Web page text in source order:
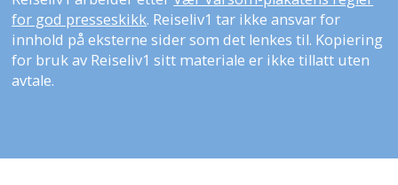
for god presseskikk. Reiseliv1 tar ikke ansvar for
innhold på eksterne sider som det lenkes til. Kopiering
for bruk av Reiseliv1 sitt materiale er ikke tillatt uten
avtale.